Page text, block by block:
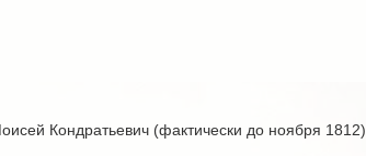
Кондратьевич (фактически до ноября 1812)